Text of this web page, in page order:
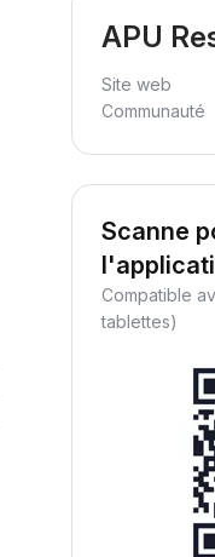
APU
Site web
Communauté
Scanne
Compatible
tablettes)